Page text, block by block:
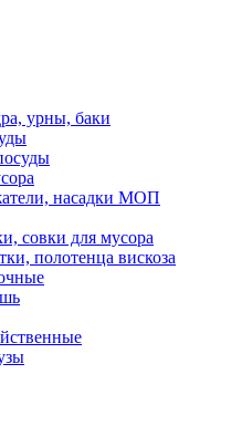
урны, баки
насадки МОП
совки для мусора
полотенца вискоза